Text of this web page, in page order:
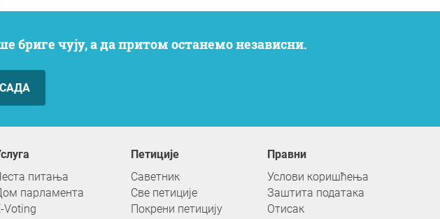
бриге чују, а да притом останемо независни.
услуга
питања
парламента
Voting
Петиције
Саветник
Све петиције
Покрени петицију
Правни
Услови коришћења
Заштита података
Отисак